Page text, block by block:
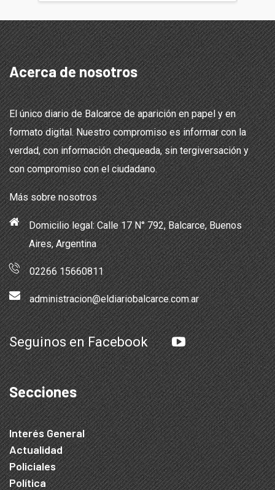
Acerca de nosotros
El único diario de Balcarce de aparición en papel y en
formato digital. Nuestro compromiso es informar con la
verdad, con información chequeada, sin tergiversación y
con compromiso con el ciudadano.
Más sobre nosotros
Domicilio legal: Calle 17 N° 792, Balcarce, Buenos
Aires, Argentina
02266 15660811
administracion@eldiariobalcarce.com.ar
Seguinos en Facebook
Secciones
Interés General
Actualidad
Policiales
Política